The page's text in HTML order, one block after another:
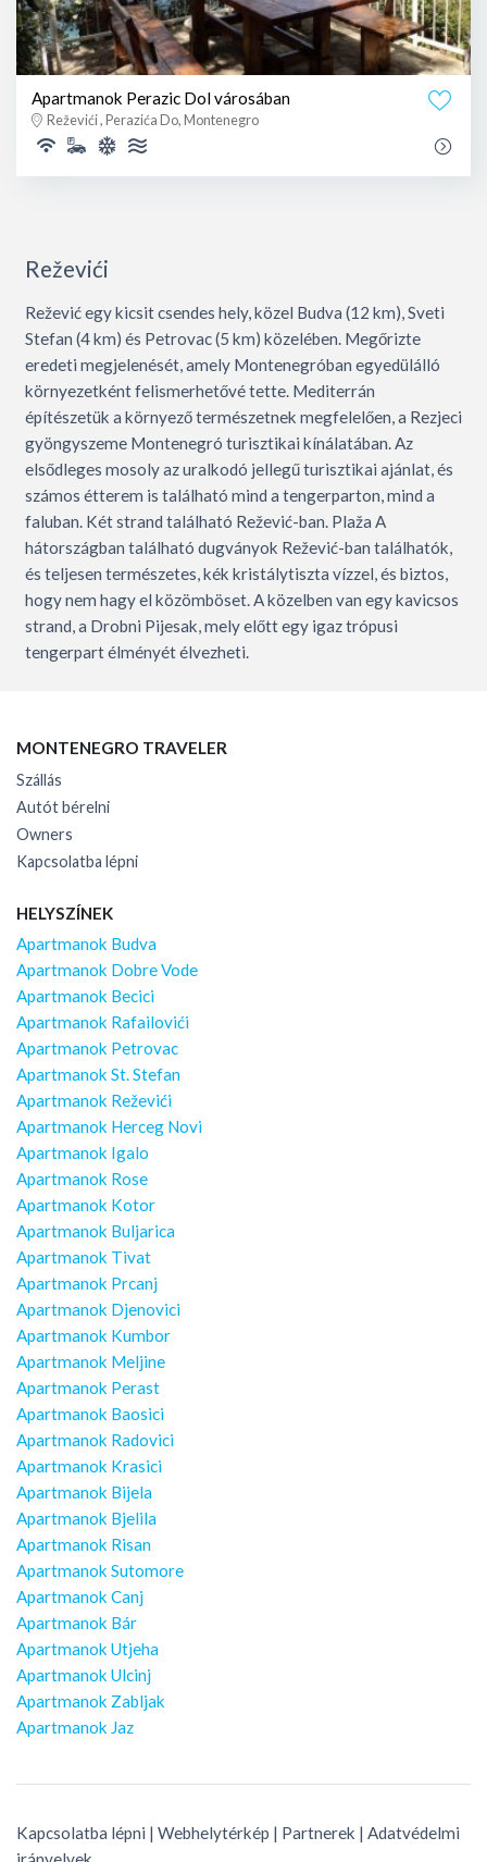
Apartmanok Perazic Dol városában
Reževići , Perazića Do, Montenegro
Reževići
Režević egy kicsit csendes hely, közel Budva (12 km), Sveti
Stefan (4 km) és Petrovac (5 km) közelében. Megőrizte
eredeti megjelenését, amely Montenegróban egyedülálló
környezetként felismerhetővé tette. Mediterrán
építészetük a környező természetnek megfelelően, a Rezjeci
gyöngyszeme Montenegró turisztikai kínálatában. Az
elsődleges mosoly az uralkodó jellegű turisztikai ajánlat, és
számos étterem is található mind a tengerparton, mind a
faluban. Két strand található Režević-ban. Plaža A
hátországban található dugványok Režević-ban találhatók,
és teljesen természetes, kék kristálytiszta vízzel, és biztos,
hogy nem hagy el közömböset. A közelben van egy kavicsos
strand, a Drobni Pijesak, mely előtt egy igaz trópusi
tengerpart élményét élvezheti.
MONTENEGRO TRAVELER
Szállás
Autót bérelni
Owners
Kapcsolatba lépni
HELYSZÍNEK
Apartmanok Budva
Apartmanok Dobre Vode
Apartmanok Becici
Apartmanok Rafailovići
Apartmanok Petrovac
Apartmanok St. Stefan
Apartmanok Reževići
Apartmanok Herceg Novi
Apartmanok Igalo
Apartmanok Rose
Apartmanok Kotor
Apartmanok Buljarica
Apartmanok Tivat
Apartmanok Prcanj
Apartmanok Djenovici
Apartmanok Kumbor
Apartmanok Meljine
Apartmanok Perast
Apartmanok Baosici
Apartmanok Radovici
Apartmanok Krasici
Apartmanok Bijela
Apartmanok Bjelila
Apartmanok Risan
Apartmanok Sutomore
Apartmanok Canj
Apartmanok Bár
Apartmanok Utjeha
Apartmanok Ulcinj
Apartmanok Zabljak
Apartmanok Jaz
Kapcsolatba lépni | Webhelytérkép | Partnerek | Adatvédelmi